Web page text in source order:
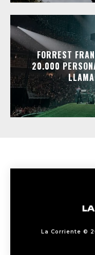
FORREST
20.000
La Corriente ©